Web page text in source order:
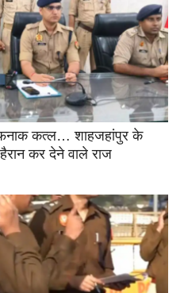
कत्ल… शाहजहांपुर के
कर देने वाले राज